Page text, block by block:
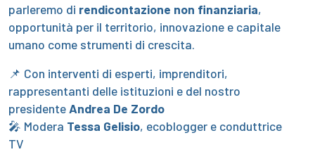
parleremo di rendicontazione non finanziaria,
opportunità per il territorio, innovazione e capitale
umano come strumenti di crescita.
📌 Con interventi di esperti, imprenditori,
rappresentanti delle istituzioni e del nostro
presidente Andrea De Zordo
🎤 Modera Tessa Gelisio, ecoblogger e conduttrice
TV